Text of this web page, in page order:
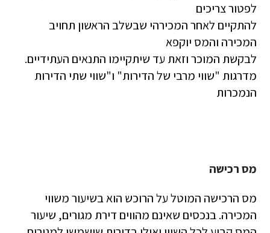
לפטור צריכים
להתקיים לאחר המכירהי שבשלב הראשון תחויב
המכירה והמס יוקפא
לבקשת המוכר וזאת עד שיתקיימו התנאים העתידיים.
מדרגות "שווי מרבי של הדירות" ו"שווי שתי הדירות
הנמכרות
מס רכישה
מס הרכישה המוטל על הרוכש הוא בשיעור משווי
המכירה. בנכסים שאינם מהווים דירת מגורים, שיעור